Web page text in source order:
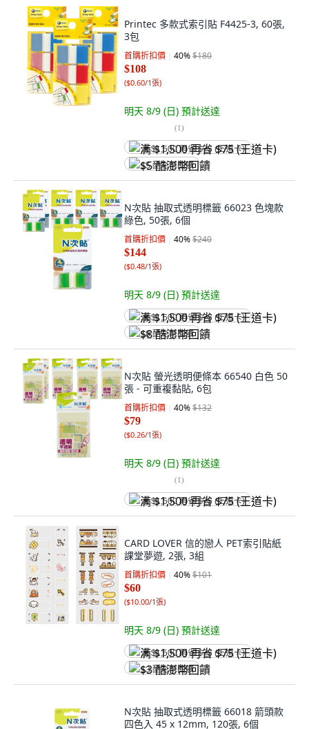
Printec 多款式索引貼 F4425-3, 60張,
3包
首購折扣價 40%$180
$108
($0.60/1張)
明天 8/9 (日) 預計送達
(1)
满 $1,500 再省 $75 (王道卡)
$5 酷澎幣回饋
N次貼 抽取式透明標籤 66023 色塊款
綠色, 50張, 6個
首購折扣價 40%$240
$144
($0.48/1張)
明天 8/9 (日) 預計送達
满 $1,500 再省 $75 (王道卡)
$8 酷澎幣回饋
N次貼 螢光透明便條本 66540 白色 50
張 - 可重複黏貼, 6包
首購折扣價 40%$132
$79
($0.26/1張)
明天 8/9 (日) 預計送達
(1)
满 $1,500 再省 $75 (王道卡)
CARD LOVER 信的戀人 PET索引貼紙
課堂夢遊, 2張, 3組
首購折扣價 40%$101
$60
($10.00/1張)
明天 8/9 (日) 預計送達
满 $1,500 再省 $75 (王道卡)
$3 酷澎幣回饋
N次貼 抽取式透明標籤 66018 箭頭款
四色入 45 x 12mm, 120張, 6個